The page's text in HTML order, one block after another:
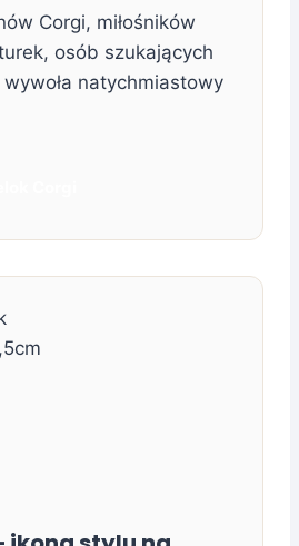
Corgi, miłośników
osób szukających
natychmiastowy